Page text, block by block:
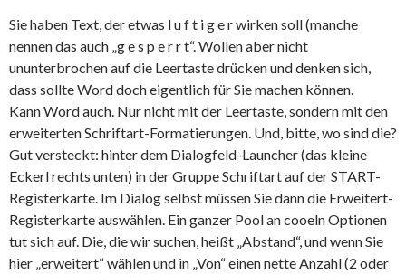
Sie haben Text, der etwas l u f t i g e r wirken soll (manche
nennen das auch „g e s p e r r t“. Wollen aber nicht
ununterbrochen auf die Leertaste drücken und denken sich,
dass sollte Word doch eigentlich für Sie machen können.
Kann Word auch. Nur nicht mit der Leertaste, sondern mit den
erweiterten Schriftart-Formatierungen. Und, bitte, wo sind die?
Gut versteckt: hinter dem Dialogfeld-Launcher (das kleine
Eckerl rechts unten) in der Gruppe Schriftart auf der START-
Registerkarte. Im Dialog selbst müssen Sie dann die Erweitert-
Registerkarte auswählen. Ein ganzer Pool an cooeln Optionen
tut sich auf. Die, die wir suchen, heißt „Abstand“, und wenn Sie
hier „erweitert“ wählen und in „Von“ einen nette Anzahl (2 oder